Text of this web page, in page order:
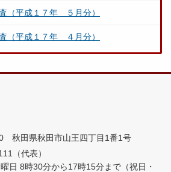
（平成１７年 ５月分）
（平成１７年 ４月分）
秋田県秋田市山王四丁目1番1号
（代表）
日 8時30分から17時15分まで （祝日・